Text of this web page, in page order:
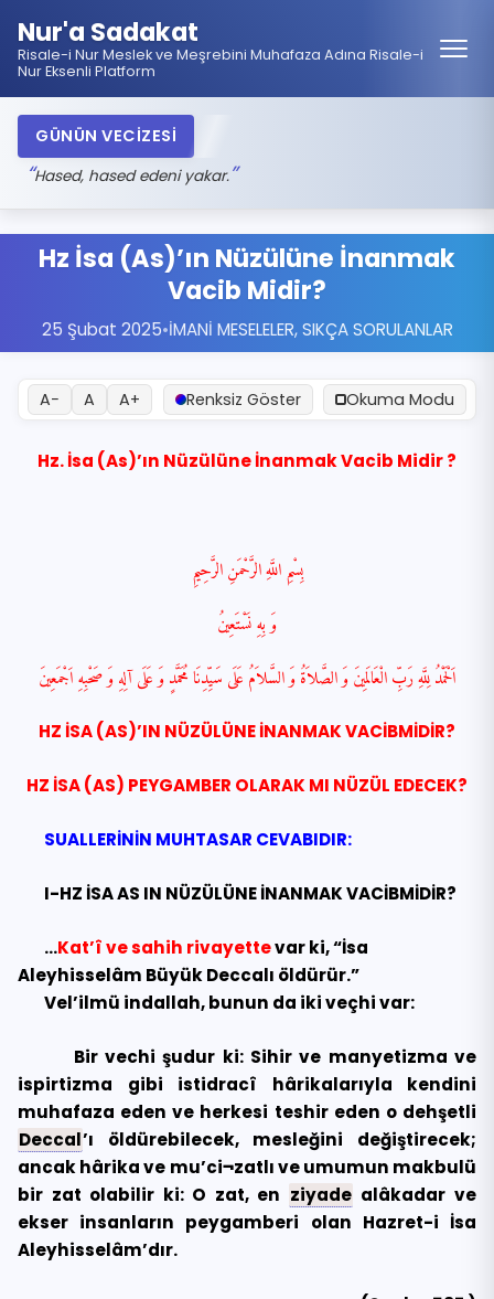
Nur'a Sadakat
Risale-i Nur Meslek ve Meşrebini Muhafaza Adına Risale-i
Nur Eksenli Platform
GÜNÜN VECİZESİ
Hased, hased edeni yakar.
Hz İsa (As)’ın Nüzülüne İnanmak
Vacib Midir?
25 Şubat 2025•İMANİ MESELELER,SIKÇA SORULANLAR
A− A A+ Renksiz Göster Okuma Modu
Hz. İsa (As)’ın Nüzülüne İnanmak Vacib Midir ?
بِسْمِ اللَّهِ الرَّحْمَنِ الرَّحِيمِ
وَ بِهِ نَسْتَعِينُ
اَلْحَمْدُ لِلَّهِ رَبِّ الْعَالَمِينَ وَ الصَّلاَةُ وَ السَّلاَمُ عَلَى سَيِّدِنَا مُحَمَّدٍ وَ عَلَى اۤلِهِ وَ صَحْبِهِ اَجْمَعِينَ
HZ İSA (AS)’IN NÜZÜLÜNE İNANMAK VACİBMİDİR?
HZ İSA (AS) PEYGAMBER OLARAK MI NÜZÜL EDECEK?
SUALLERİNİN MUHTASAR CEVABIDIR:
I-HZ İSA AS IN NÜZÜLÜNE İNANMAK VACİBMİDİR?
…Kat’î ve sahih rivayettevar ki, “İsa
Aleyhisselâm Büyük Deccalı öldürür.”
Vel’ilmü indallah, bunun da iki veçhi var:
Bir vechi şudur ki: Sihir ve manyetizma ve
ispirtizma gibi istidracî hârikalarıyla kendini
muhafaza eden ve herkesi teshir eden o dehşetli
Deccal’ı öldürebilecek, mesleğini değiştirecek;
ancak hârika ve mu’ci¬zatlı ve umumun makbulü
bir zat olabilir ki: O zat, en ziyade alâkadar ve
ekser insanların peygamberi olan Hazret-i İsa
Aleyhisselâm’dır.